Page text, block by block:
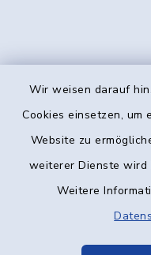
Wir weisen darauf
Cookies einsetzen, um
Website zu
weiterer Dienste wird
Weitere